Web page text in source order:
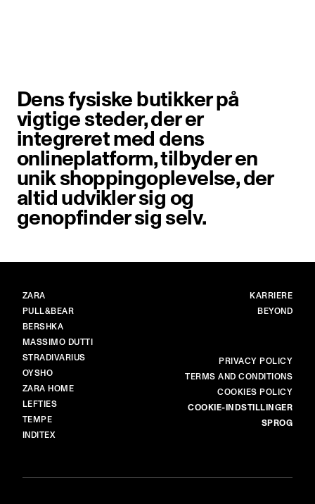
Dens fysiske butikker på
vigtige steder, der er
integreret med dens
onlineplatform, tilbyder en
unik shoppingoplevelse, der
altid udvikler sig og
genopfinder sig selv.
MÆRKER
ZARA
PULL&BEAR
BERSHKA
MASSIMO DUTTI
STRADIVARIUS
OYSHO
ZARA HOME
LEFTIES
TEMPE
INDITEX
HOVED
KARRIERE
BEYOND
PRIVACY POLICY
TERMS AND CONDITIONS
COOKIES POLICY
COOKIE-INDSTILLINGER
SPROG